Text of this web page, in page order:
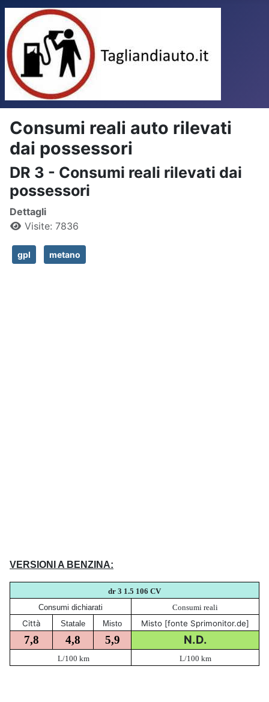
Consumi reali auto rilevati
dai possessori
DR 3 - Consumi reali rilevati dai
possessori
Dettagli
Visite: 7836
gpl metano
VERSIONI A BENZINA:
dr 3 1.5 106 CV
Consumi dichiarati
Consumi reali
Città Statale Misto Misto [fonte Sprimonitor.de]
7,8 4,8 5,9 N.D.
L/100 km L/100 km